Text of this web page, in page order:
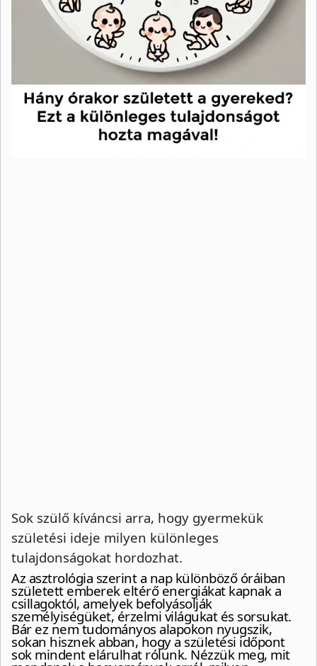
Sok szülő kíváncsi arra, hogy gyermekük
születési ideje milyen különleges
tulajdonságokat hordozhat.
Az asztrológia szerint a nap különböző óráiban
született emberek eltérő energiákat kapnak a
csillagoktól, amelyek befolyásolják
személyiségüket, érzelmi világukat és sorsukat.
Bár ez nem tudományos alapokon nyugszik,
sokan hisznek abban, hogy a születési időpont
sok mindent elárulhat rólunk. Nézzük meg, mit